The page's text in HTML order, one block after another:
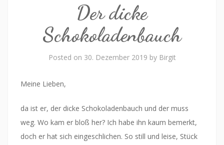
Der dicke
Schokoladenbauch
Posted on 30. Dezember 2019 by Birgit
Meine Lieben,
da ist er, der dicke Schokoladenbauch und der muss
weg. Wo kam er bloß her? Ich habe ihn kaum bemerkt,
doch er hat sich eingeschlichen. So still und leise, Stück